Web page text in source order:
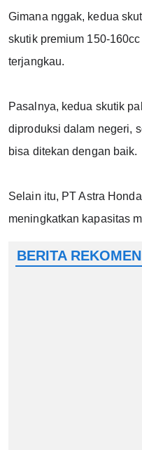
Gimana nggak, kedua
skutik premium 150-
terjangkau.
Pasalnya, kedua skutik
diproduksi dalam negeri,
bisa ditekan dengan baik.
Selain itu, PT Astra
meningkatkan kapasitas